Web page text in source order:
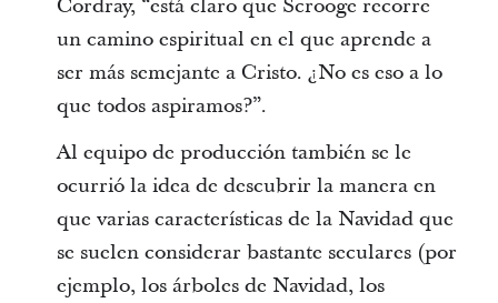
Cordray, “está claro que Scrooge recorre
un camino espiritual en el que aprende a
ser más semejante a Cristo. ¿No es eso a lo
que todos aspiramos?”.
Al equipo de producción también se le
ocurrió la idea de descubrir la manera en
que varias características de la Navidad que
se suelen considerar bastante seculares (por
ejemplo, los árboles de Navidad, los